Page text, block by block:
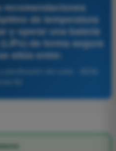
recomendaciones
de temperatura
y operar una batería
de forma segura
sitúa entre:
planificación del vuelo - AESA